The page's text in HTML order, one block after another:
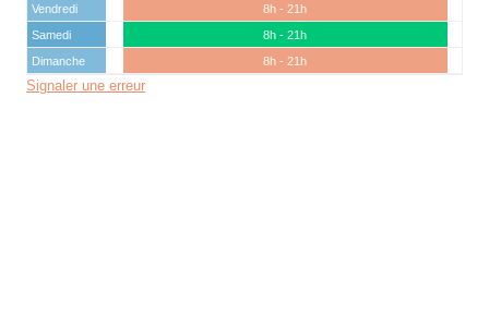
Vendredi
8h - 21h
Samedi
8h - 21h
Dimanche
8h - 21h
Signaler une erreur